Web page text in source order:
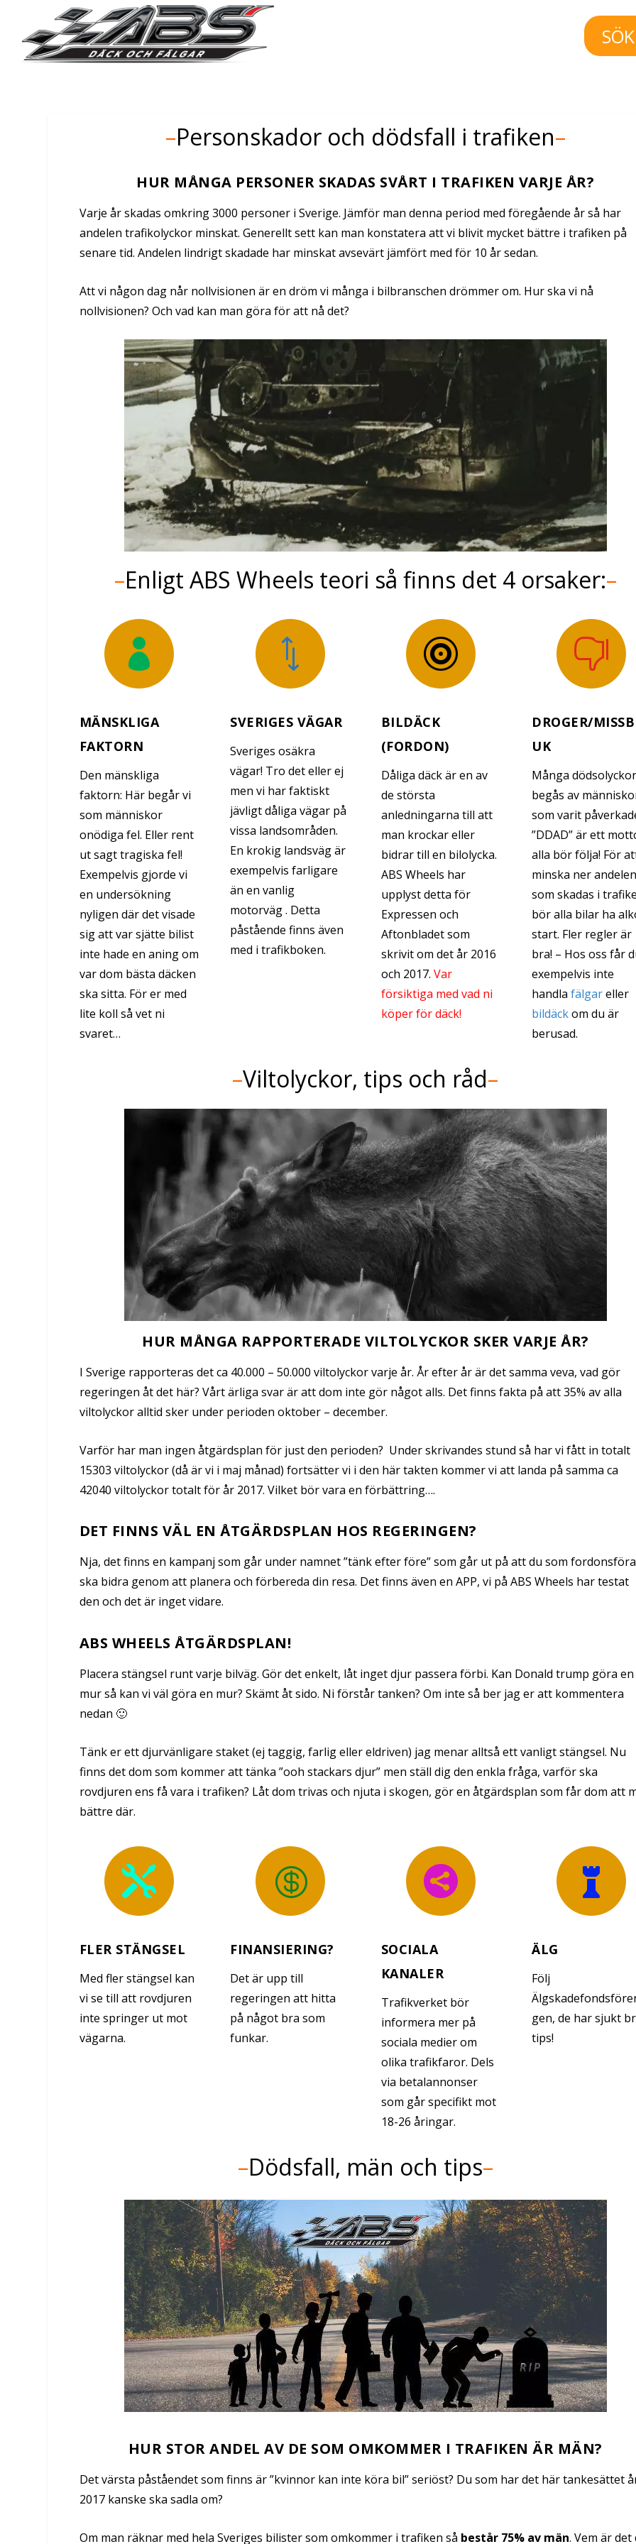
–Personskador och dödsfall i trafiken–
HUR MÅNGA PERSONER SKADAS SVÅRT I TRAFIKEN VARJE ÅR?
Varje år skadas omkring 3000 personer i Sverige. Jämför man denna period med föregående år så har
andelen trafikolyckor minskat. Generellt sett kan man konstatera att vi blivit mycket bättre i trafiken på
senare tid. Andelen lindrigt skadade har minskat avsevärt jämfört med för 10 år sedan.
Att vi någon dag når nollvisionen är en dröm vi många i bilbranschen drömmer om. Hur ska vi nå
nollvisionen? Och vad kan man göra för att nå det?
–Enligt ABS Wheels teori så finns det 4 orsaker:–

MÄNSKLIGA
FAKTORN
Den mänskliga
faktorn: Här begår vi
som människor
onödiga fel. Eller rent
ut sagt tragiska fel!
Exempelvis gjorde vi
en undersökning
nyligen där det visade
sig att var sjätte bilist
inte hade en aning om
var dom bästa däcken
ska sitta. För er med
lite koll så vet ni
svaret…
*
SVERIGES VÄGAR
Sveriges osäkra
vägar! Tro det eller ej
men vi har faktiskt
jävligt dåliga vägar på
vissa landsområden.
En krokig landsväg är
exempelvis farligare
än en vanlig
motorväg . Detta
påstående finns även
med i trafikboken.

BILDÄCK
(FORDON)
Dåliga däck är en av
de största
anledningarna till att
man krockar eller
bidrar till en bilolycka.
ABS Wheels har
upplyst detta för
Expressen och
Aftonbladet som
skrivit om det år 2016
och 2017. Var
försiktiga med vad ni
köper för däck!

DROGER/
UK
Många
begås av
som varit
”DDAD” är ett
alla bör följa! För
minska ner
som skadas i
bör alla bilar ha
start. Fler regler är
bra! – Hos oss får
exempelvis inte
handlafälgareller
bildäckom du är
berusad.
–Viltolyckor, tips och råd–
HUR MÅNGA RAPPORTERADE VILTOLYCKOR SKER VARJE ÅR?
I Sverige rapporteras det ca 40.000 – 50.000 viltolyckor varje år. År efter år är det samma veva, vad gör
regeringen åt det här? Vårt ärliga svar är att dom inte gör något alls. Det finns fakta på att 35% av alla
viltolyckor alltid sker under perioden oktober – december.
Varför har man ingen åtgärdsplan för just den perioden? Under skrivandes stund så har vi fått in totalt
15303 viltolyckor (då är vi i maj månad) fortsätter vi i den här takten kommer vi att landa på samma ca
42040 viltolyckor totalt för år 2017. Vilket bör vara en förbättring….
DET FINNS VÄL EN ÅTGÄRDSPLAN HOS REGERINGEN?
Nja, det finns en kampanj som går under namnet ”tänk efter före” som går ut på att du som
ska bidra genom att planera och förbereda din resa. Det finns även en APP, vi på ABS Wheels har testat
den och det är inget vidare.
ABS WHEELS ÅTGÄRDSPLAN!
Placera stängsel runt varje bilväg. Gör det enkelt, låt inget djur passera förbi. Kan Donald trump göra en
mur så kan vi väl göra en mur? Skämt åt sido. Ni förstår tanken? Om inte så ber jag er att kommentera
nedan 🙂
Tänk er ett djurvänligare staket (ej taggig, farlig eller eldriven) jag menar alltså ett vanligt stängsel. Nu
finns det dom som kommer att tänka ”ooh stackars djur” men ställ dig den enkla fråga, varför ska
rovdjuren ens få vara i trafiken? Låt dom trivas och njuta i skogen, gör en åtgärdsplan som får dom att
bättre där.

FLER STÄNGSEL
Med fler stängsel kan
vi se till att rovdjuren
inte springer ut mot
vägarna.

FINANSIERING?
Det är upp till
regeringen att hitta
på något bra som
funkar.

SOCIALA
KANALER
Trafikverket bör
informera mer på
sociala medier om
olika trafikfaror. Dels
via betalannonser
som går specifikt mot
18-26 åringar.

ÄLG
Följ
gen, de har sjukt
tips!
–Dödsfall, män och tips–
HUR STOR ANDEL AV DE SOM OMKOMMER I TRAFIKEN ÄR MÄN?
Det värsta påståendet som finns är ”kvinnor kan inte köra bil” seriöst? Du som har det här tankesättet
2017 kanske ska sadla om?
Om man räknar med hela Sveriges bilister som omkommer i trafiken så består 75% av män. Vem är det